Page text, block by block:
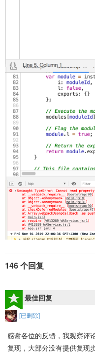
146 个回复
最佳回复
[已删除]
感谢各位的反馈，我观察评
复现，大部分没有提供复现